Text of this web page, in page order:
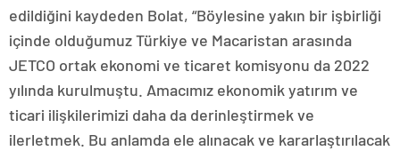
edildiğini kaydeden Bolat, “Böylesine yakın bir işbirliği
içinde olduğumuz Türkiye ve Macaristan arasında
JETCO ortak ekonomi ve ticaret komisyonu da 2022
yılında kurulmuştu. Amacımız ekonomik yatırım ve
ticari ilişkilerimizi daha da derinleştirmek ve
ilerletmek. Bu anlamda ele alınacak ve kararlaştırılacak